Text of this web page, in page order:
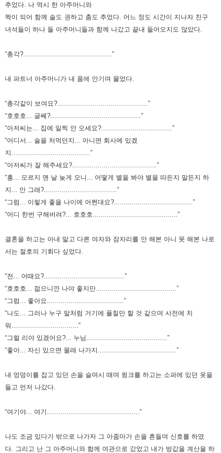
추었다. 나 역시 한 아주머니와
짝이 되어 함께 술도 권하고 춤도 추었다. 어느 정도 시간이 지나자 친구
녀석들이 하나 둘 아주머니들과 함께 나갔고 끝내 들어오지도 않았다.
“총각?.............................................”
내 파트너 아주머니가 내 품에 안기며 물었다.
“총각같이 보여요?..............................................”
“호호호... 글쎄?..............................................”
“아저씨는... 집에 일찍 안 오세요?....................................”
“어디서... 술을 처먹던지... 아니면 회사에 있겠
지........................................”
“아저씨가 잘 해주세요?...........................................”
“흥... 모르지 맨 날 늦게 오니... 어떻게 별을 봐야 별을 따든지 말든지 하
지... 안 그래?.....................................”
“그럼... 이렇게 좋을 나이에 어쩐대요?........................................”
“어디 한번 구해버려?... 호호호...........................................”
결혼을 하고는 아내 말고 다른 여자와 잠자리를 안 해본 아니 못 해본 나로
서는 절호의 기회다 싶었다.
“전... 어때요?.........................................”
“호호호... 젊으니깐 나야 좋지만.........................................”
“그럼... 좋아요.......................................”
“나도... 그러나 누구 말처럼 거기에 풀칠만 할 것 같으며 사전에 치
워..................................”
“그럴 리야 있겠어요?... 누님.........................................”
“좋아... 자신 있으면 몰래 나가지........................................”
내 엉덩이를 잡고 있던 손을 슬며시 때며 윙크를 하고는 소파에 있던 옷을
들고 먼저 나갔다.
“여기야... 여기...............................................”
나도 조금 있다가 밖으로 나가자 그 아줌마가 손을 흔들며 신호를 하였
다.
그리고 난 그 아주머니와 함께 여관으로 갔었고 내가 방값을 계산을 하